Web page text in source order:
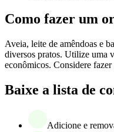
Como fazer um
Aveia, leite de amêndoas e
diversos pratos. Utilize uma
econômicos. Considere
Baixe a lista de
Adicione e